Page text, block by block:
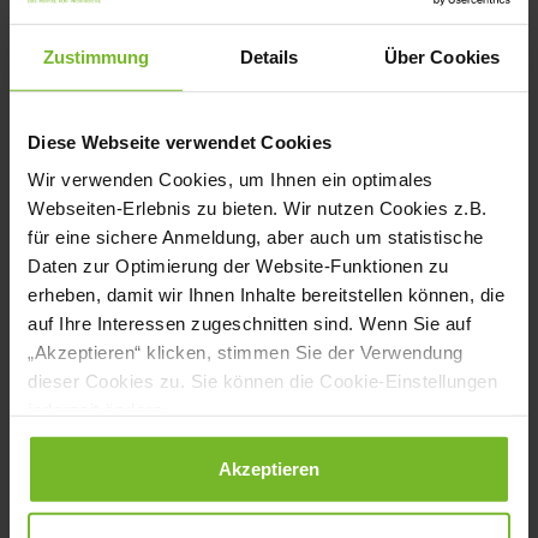
Zustimmung Details Über Cookies
Diese Webseite verwendet Cookies
Wir verwenden Cookies, um Ihnen ein optimales
Webseiten-Erlebnis zu bieten. Wir nutzen Cookies z.B.
für eine sichere Anmeldung, aber auch um statistische
Daten zur Optimierung der Website-Funktionen zu
erheben, damit wir Ihnen Inhalte bereitstellen können, die
auf Ihre Interessen zugeschnitten sind. Wenn Sie auf
„Akzeptieren“ klicken, stimmen Sie der Verwendung
dieser Cookies zu. Sie können die Cookie-Einstellungen
Datenschutzerklärung|Impressum
Akzeptieren
Frühstück und in den Tagungsbereichen.
Die Ökobilanz hat sich sichtbar verbessert,
F&B-Managerin Lea Steinbock spart das
Haus monatlich mehrere hundert Euro:
„Die Statistik ist durch die Wasserspender
deutlich verbessert worden.“
Zertifiziert nach GreenKey und BREEAM,
zeigt das Hotel, wie moderne
verantwortungsvolles Handeln Hand in
Hand gehen. „BRITA ist eine der besten